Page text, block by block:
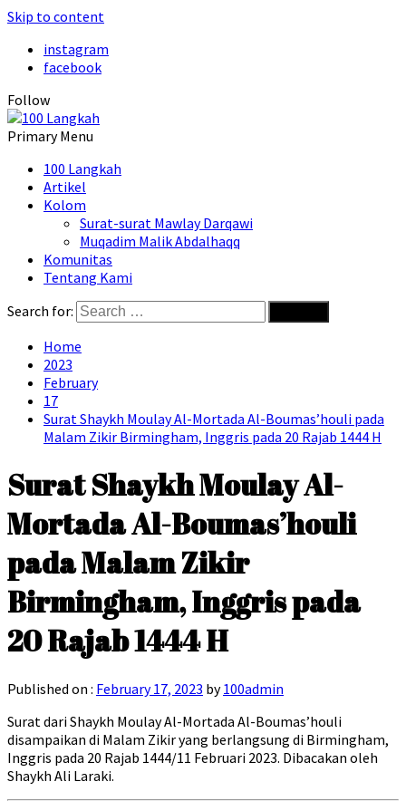
Skip to content
instagram
facebook
Follow
Primary Menu
100 Langkah
Artikel
Kolom
Surat-surat Mawlay Darqawi
Muqadim Malik Abdalhaqq
Komunitas
Tentang Kami
Search for:
Home
2023
February
17
Surat Shaykh Moulay Al-Mortada Al-Boumas’houli pada
Malam Zikir Birmingham, Inggris pada 20 Rajab 1444 H
Surat Shaykh Moulay Al-
Mortada Al-Boumas’houli
pada Malam Zikir
Birmingham, Inggris pada
20 Rajab 1444 H
Published on : February 17, 2023 by100admin
Surat dari Shaykh Moulay Al-Mortada Al-Boumas’houli
disampaikan di Malam Zikir yang berlangsung di Birmingham,
Inggris pada 20 Rajab 1444/11 Februari 2023. Dibacakan oleh
Shaykh Ali Laraki.